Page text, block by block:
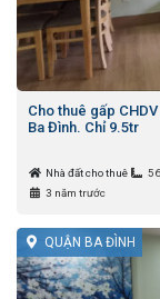
Cho thuê gấp
Ba Đình. Chỉ 9.5tr
Nhà đất cho thuê
3 năm trước
QUẬN BA ĐÌNH